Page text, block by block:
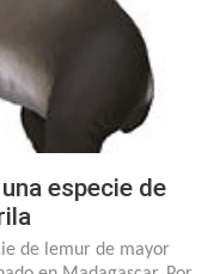
especie de
de lemur de mayor